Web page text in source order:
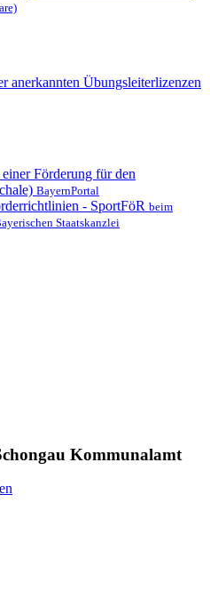
anerkannten Übungsleiterlizenzen
Förderung für den
BayernPortal
- SportFöR beim
Staatskanzlei
Kommunalamt